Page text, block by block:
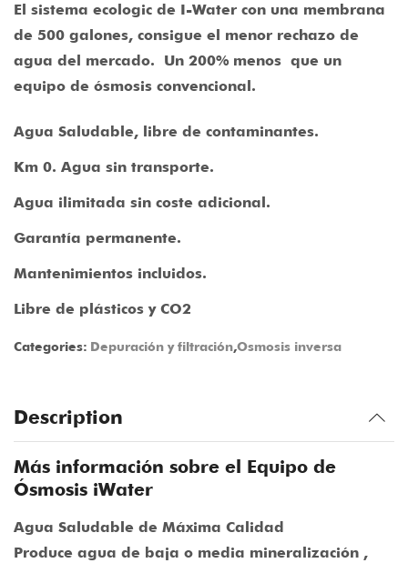
El sistema ecologic de I-Water con una membrana
de 500 galones, consigue el menor rechazo de
agua del mercado. Un 200% menos que un
equipo de ósmosis convencional.
Agua Saludable, libre de contaminantes.
Km 0. Agua sin transporte.
Agua ilimitada sin coste adicional.
Garantía permanente.
Mantenimientos incluidos.
Libre de plásticos y CO2
Categories: Depuración y filtración,Osmosis inversa
Description
Más información sobre el Equipo de
Ósmosis iWater
Agua Saludable de Máxima Calidad
Produce agua de baja o media mineralización ,